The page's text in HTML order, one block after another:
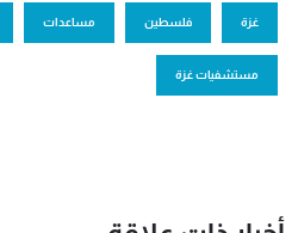
غزة فلسطين مساعدات
مستشفيات غزة